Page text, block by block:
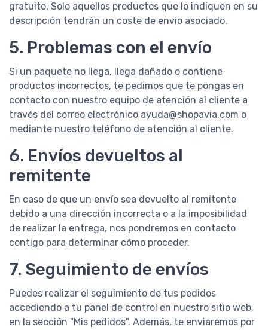
gratuito. Solo aquellos productos que lo indiquen en su
descripción tendrán un coste de envío asociado.
5. Problemas con el envío
Si un paquete no llega, llega dañado o contiene
productos incorrectos, te pedimos que te pongas en
contacto con nuestro equipo de atención al cliente a
través del correo electrónico ayuda@shopavia.com o
mediante nuestro teléfono de atención al cliente.
6. Envíos devueltos al
remitente
En caso de que un envío sea devuelto al remitente
debido a una dirección incorrecta o a la imposibilidad
de realizar la entrega, nos pondremos en contacto
contigo para determinar cómo proceder.
7. Seguimiento de envíos
Puedes realizar el seguimiento de tus pedidos
accediendo a tu panel de control en nuestro sitio web,
en la sección "Mis pedidos". Además, te enviaremos por